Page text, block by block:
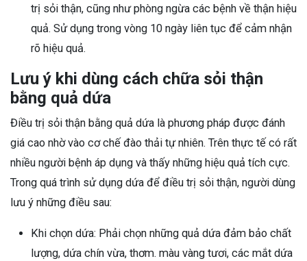
trị sỏi thận, cũng như phòng ngừa các bệnh về thận hiệu
quả. Sử dụng trong vòng 10 ngày liên tục để cảm nhận
rõ hiệu quả.
Lưu ý khi dùng cách chữa sỏi thận
bằng quả dứa
Điều trị sỏi thận bằng quả dứa là phương pháp được đánh
giá cao nhờ vào cơ chế đào thải tự nhiên. Trên thực tế có rất
nhiều người bệnh áp dụng và thấy những hiệu quả tích cực.
Trong quá trình sử dụng dứa để điều trị sỏi thận, người dùng
lưu ý những điều sau:
Khi chọn dứa: Phải chọn những quả dứa đảm bảo chất
lượng, dứa chín vừa, thơm. màu vàng tươi, các mắt dứa